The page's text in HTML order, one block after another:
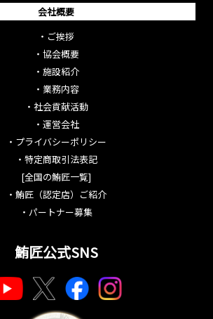
会社概要
・ ご挨拶
・ 協会概要
・ 施設紹介
・ 業務内容
・ 社会貢献活動
・ 運営会社
・ プライバシーポリシー
・ 特定商取引法表記
[全国の鮪匠一覧]
・ 鮪匠（認定店）ご紹介
・ パートナー募集
鮪匠公式SNS